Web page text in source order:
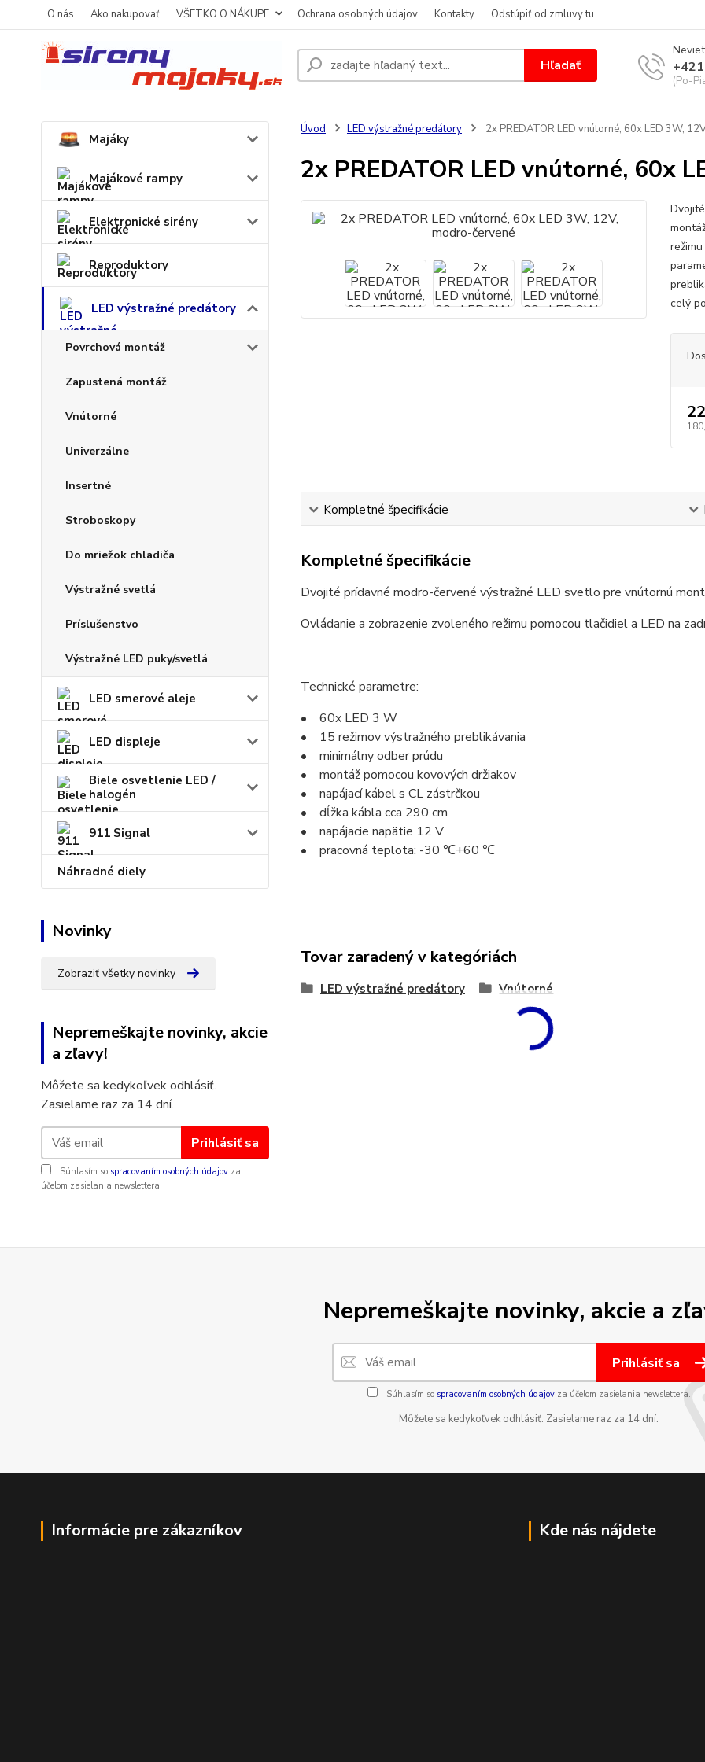
O nás Ako nakupovať VŠETKO O NÁKUPE Ochrana osobných údajov Kontakty Odstúpiť od zmluvy tu
Hľadať
(Po-
Majáky
Majákové rampy
Elektronické sirény
Reproduktory
LED výstražné predátory
Povrchová montáž
Zapustená montáž
Vnútorné
Univerzálne
Insertné
Stroboskopy
Do mriežok chladiča
Výstražné svetlá
Príslušenstvo
Výstražné LED puky/svetlá
LED smerové aleje
LED displeje
Biele osvetlenie LED /
halogén
911 Signal
Náhradné diely
Novinky
Zobraziť všetky novinky
Nepremeškajte novinky, akcie
a zľavy!
Môžete sa kedykoľvek odhlásiť.
Zasielame raz za 14 dní.
Prihlásiť sa
Súhlasím so spracovaním osobných údajov za
účelom zasielania newslettera.
Úvod LED výstražné predátory 2x PREDATOR LED vnútorné, 60x LED 3W,
2x PREDATOR LED vnútorné, 60x
celý
Kompletné špecifikácie
Kompletné špecifikácie
Dvojité prídavné modro-červené výstražné LED svetlo pre vnútornú
Ovládanie a zobrazenie zvoleného režimu pomocou tlačidiel a LED na
Technické parametre:
• 60x LED 3 W
• 15 režimov výstražného preblikávania
• minimálny odber prúdu
• montáž pomocou kovových držiakov
• napájací kábel s CL zástrčkou
• dĺžka kábla cca 290 cm
• napájacie napätie 12 V
• pracovná teplota: -30 ℃+60 ℃
Tovar zaradený v kategóriách
LED výstražné predátory Vnútorné
Nepremeškajte novinky, akcie a
Prihlásiť sa
Súhlasím so spracovaním osobných údajovza účelom zasielania newslettera.
Môžete sa kedykoľvek odhlásiť. Zasielame raz za 14 dní.
Informácie pre zákazníkov Kde nás nájdete